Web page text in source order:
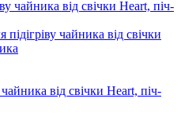
від свічки Heart, піч-